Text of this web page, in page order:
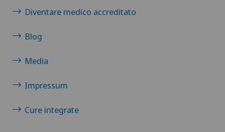
Diventare medico accreditato
Blog
Media
Impressum
Cure integrate